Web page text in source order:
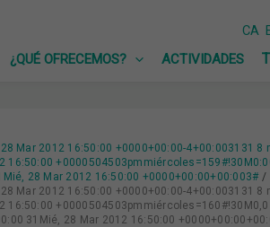
CA
¿QUÉ OFRECEMOS? ACTIVIDADES
Mar 2012 16:50:00 +0000+00:00-4+00:003131 8
28 Mar 2012 16:50:00 +0000+00:00+00:003#
Mar 2012 16:50:00 +0000+00:00-4+00:003131 8
16:50:00
31Mié, 28 Mar 2012 16:50:00